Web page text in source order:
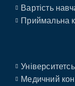
Вартість
Приймальна
Медичний